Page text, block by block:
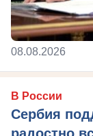
08.08.2026
В России
Сербия